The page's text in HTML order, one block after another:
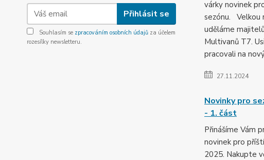
Přihlásit se
Souhlasím se zpracováním osobních údajů za účelem
rozesílky newsletteru.
várky novinek
sezónu. Velkou
uděláme
Multivanů T7.
pracovali na
27.11.2024
Novinky pro
- 1. část
Přinášíme Vám
novinek pro
2025. Nakupte